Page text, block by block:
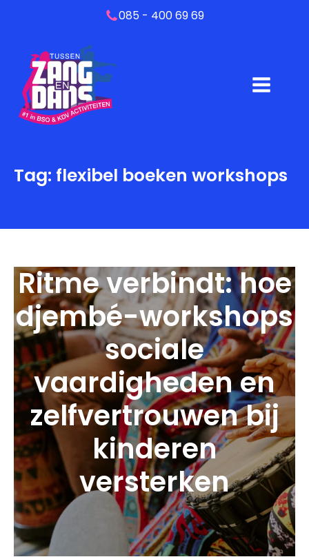
085 - 400 69 69
Tag: flexibel boeken workshops
Ritme verbindt: hoe
djembé-workshops
sociale
vaardigheden en
zelfvertrouwen bij
kinderen
versterken